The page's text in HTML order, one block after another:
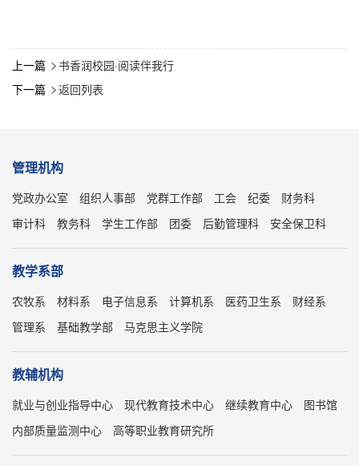
上一篇  书香润校园·阅读伴我行
下一篇  返回列表
管理机构
党政办公室 组织人事部 党群工作部 工会 纪委
财务科
审计科
教务科 学生工作部 团委 后勤管理科 安全保卫科
教学系部
农牧系 材料系 电子信息系 计算机系 医药卫生系
财经系
管理系
基础教学部 马克思主义学院
教辅机构
就业与创业指导中心 现代教育技术中心 继续教育中心
图书馆
内部质量监测中心
高等职业教育研究所